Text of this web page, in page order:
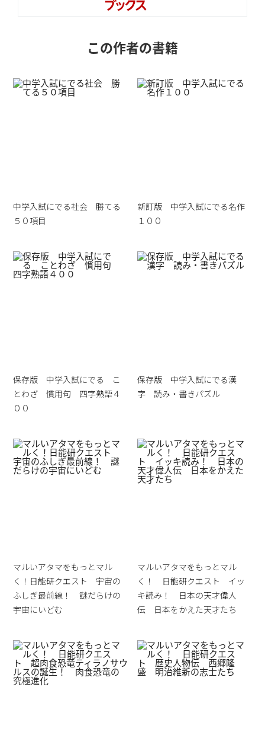
この作者の書籍
中学入試にでる社会 勝てる
５０項目
新訂版 中学入試にでる名作
１００
保存版 中学入試にでる こ
とわざ 慣用句 四字熟語４
００
保存版 中学入試にでる漢
字 読み・書きパズル
マルいアタマをもっとマル
く！日能研クエスト 宇宙の
ふしぎ最前線！ 謎だらけの
宇宙にいどむ
マルいアタマをもっとマル
く！ 日能研クエスト イッ
キ読み！ 日本の天才偉人
伝 日本をかえた天才たち